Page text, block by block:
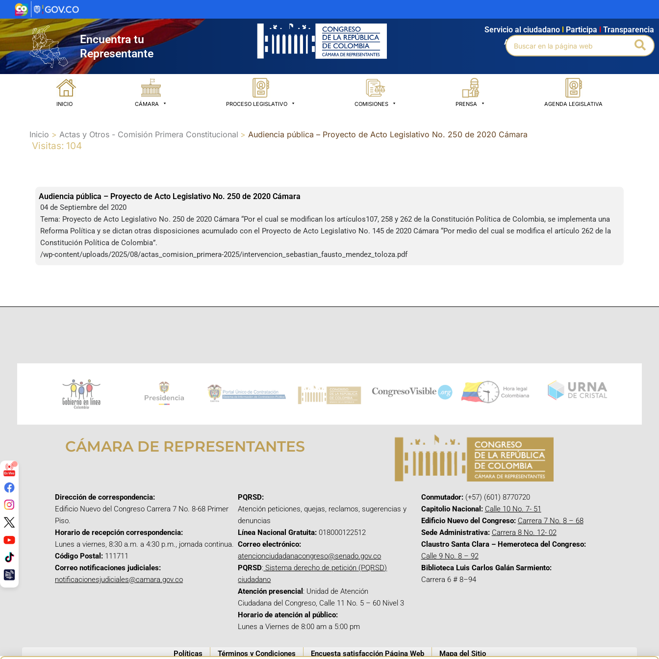
al
contenido
Encuentra tu
Representante
Agendamiento Intranet Búsqueda avanzada
Servicio al ciudadano Participa Transparencia
Buscar
por:
INICIO CÁMARA PROCESO LEGISLATIVO COMISIONES PRENSA AGENDA LEGISLATIVA
Inicio Actas y Otros - Comisión Primera Constitucional Audiencia pública – Proyecto de Acto Legislativo No. 250 de 2020 Cámara
Visitas: 104
Audiencia pública – Proyecto de Acto Legislativo No. 250 de 2020 Cámara
04 de Septiembre del 2020
Tema: Proyecto de Acto Legislativo No. 250 de 2020 Cámara “Por el cual se modifican los artículos107, 258 y 262 de la Constitución Política de Colombia, se implementa una
Reforma Política y se dictan otras disposiciones acumulado con el Proyecto de Acto Legislativo No. 145 de 2020 Cámara “Por medio del cual se modifica el artículo 262 de la
Constitución Política de Colombia”.
/wp-content/uploads/2025/08/actas_comision_primera-2025/intervencion_sebastian_fausto_mendez_toloza.pdf
CÁMARA DE REPRESENTANTES
Dirección de correspondencia:
Edificio Nuevo del Congreso Carrera 7 No. 8-68 Primer
Piso.
Horario de recepción correspondencia:
Lunes a viernes, 8:30 a.m. a 4:30 p.m., jornada continua.
Código Postal: 111711
Correo notificaciones judiciales:
notificacionesjudiciales@camara.gov.co
PQRSD:
Atención peticiones, quejas, reclamos, sugerencias y
denuncias
Línea Nacional Gratuita: 018000122512
Correo electrónico:
atencionciudadanacongreso@senado.gov.co
PQRSD: Sistema derecho de petición (PQRSD)
ciudadano
Atención presencial : Unidad de Atención
Ciudadana del Congreso, Calle 11 No. 5 – 60 Nivel 3
Horario de atención al público:
Lunes a Viernes de 8:00 am a 5:00 pm
Conmutador:(+57) (601) 8770720
Capitolio Nacional: Calle 10 No. 7- 51
Edificio Nuevo del Congreso: Carrera 7 No. 8 – 68
Sede Administrativa: Carrera 8 No. 12- 02
Claustro Santa Clara – Hemeroteca del Congreso:
Calle 9 No. 8 – 92
Biblioteca Luis Carlos Galán Sarmiento:
Carrera 6 # 8–94
Políticas Términos y Condiciones Encuesta satisfacción Página Web Mapa del Sitio